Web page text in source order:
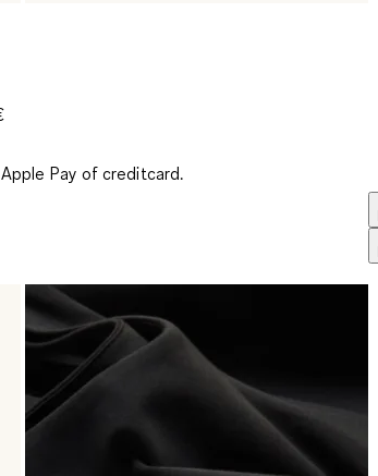
Pay of creditcard.